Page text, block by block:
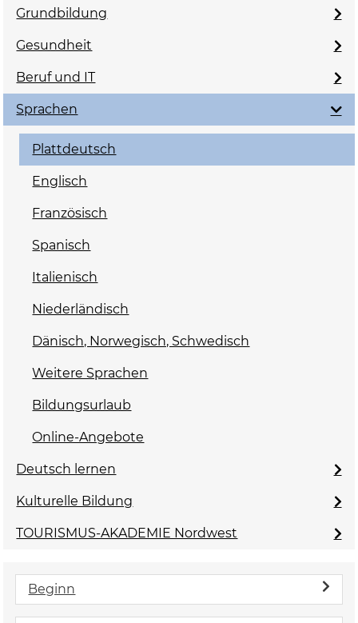
Grundbildung
Gesundheit
Beruf und IT
Sprachen
Plattdeutsch
Englisch
Französisch
Spanisch
Italienisch
Niederländisch
Dänisch, Norwegisch, Schwedisch
Weitere Sprachen
Bildungsurlaub
Online-Angebote
Deutsch lernen
Kulturelle Bildung
TOURISMUS-AKADEMIE Nordwest
Beginn